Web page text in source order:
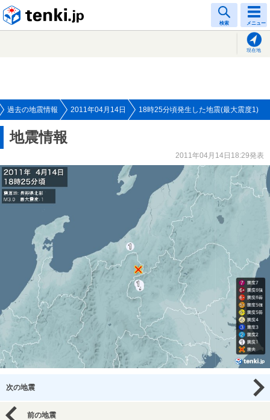
検索 メニュー
現在地
過去の地震情報 2011年04月14日 18時25分頃発生した地震(最大震度1)
地震情報
2011年04月14日18:29発表
次の地震
前の地震